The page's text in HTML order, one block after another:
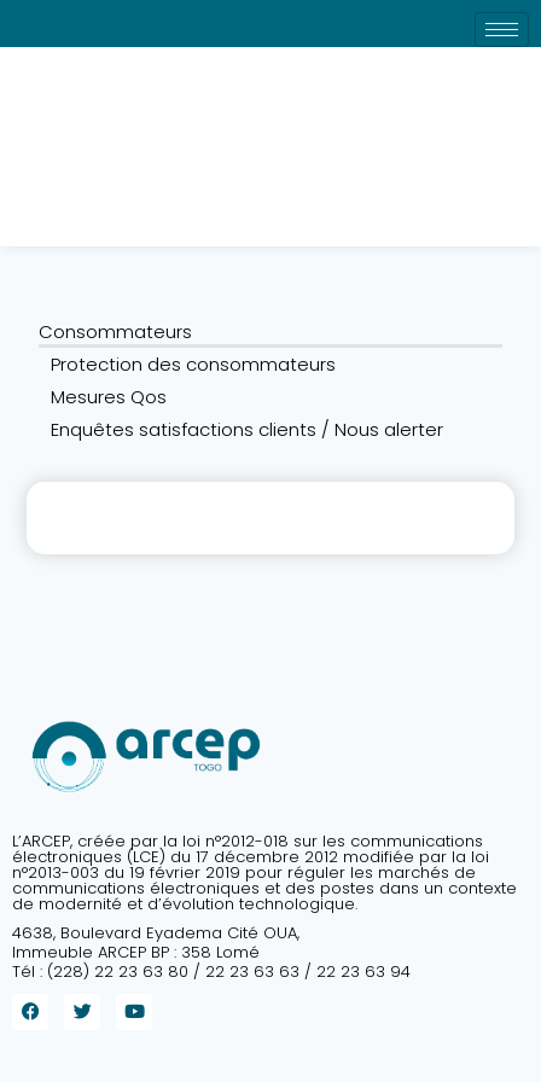
Consommateurs
Protection des consommateurs
Mesures Qos
Enquêtes satisfactions clients / Nous alerter
L’ARCEP, créée par la loi n°2012-018 sur les communications
électroniques (LCE) du 17 décembre 2012 modifiée par la loi
n°2013-003 du 19 février 2019 pour réguler les marchés de
communications électroniques et des postes dans un contexte
de modernité et d’évolution technologique.
4638, Boulevard Eyadema Cité OUA,
Immeuble ARCEP BP : 358 Lomé
Tél : (228) 22 23 63 80 / 22 23 63 63 / 22 23 63 94